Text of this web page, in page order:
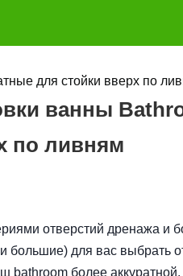
для стойки вверх по
ванны
по ливням
отверстий дренажа и
для вас выбрать
более